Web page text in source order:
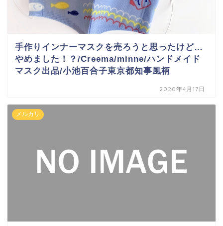
手作りインナーマスクを売ろうと思ったけど…
やめました！？/Creema/minne/ハンドメイド
マスク出品/小池百合子東京都知事風柄
2020年4月17日
メルカリ